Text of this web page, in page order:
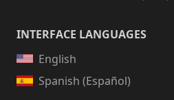
INTERFACE LANGUAGES
English
Spanish (Español)